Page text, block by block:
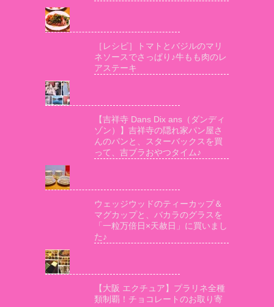
［レシピ］トマトとバジルのマリ
ネソースでさっぱり♪牛もも肉のレ
アステーキ
【吉祥寺 Dans Dix ans（ダンディ
ゾン）】吉祥寺の隠れ家パン屋さ
んのパンと、スターバックスを買
って、吉ブラおやつタイム♪
ウェッジウッドのティーカップ＆
マグカップと、バカラのグラスを
「一粒万倍日×天赦日」に買いまし
た♪
【大阪 エクチュア】プラリネ全種
類制覇！チョコレートのお取り寄